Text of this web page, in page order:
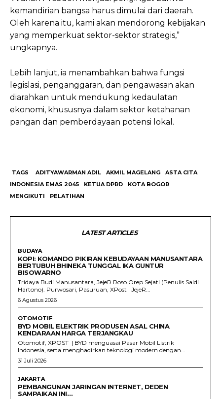
kemandirian bangsa harus dimulai dari daerah.
Oleh karena itu, kami akan mendorong kebijakan
yang memperkuat sektor-sektor strategis,”
ungkapnya.
Lebih lanjut, ia menambahkan bahwa fungsi
legislasi, penganggaran, dan pengawasan akan
diarahkan untuk mendukung kedaulatan
ekonomi, khususnya dalam sektor ketahanan
pangan dan pemberdayaan potensi lokal.
TAGS ADITYAWARMAN ADIL AKMIL MAGELANG
ASTA CITA
INDONESIA EMAS 2045
KETUA DPRD
KOTA BOGOR
MENGIKUTI
PELATIHAN
LATEST ARTICLES
BUDAYA
KOPI: KOMANDO PIKIRAN KEBUDAYAAN MANUSANTARA
BERTUBUH BHINEKA TUNGGAL IKA GUNTUR
BISOWARNO
Tridaya Budi Manusantara, JejeR Roso Orep Sejati (Penulis Saidi
Hartono). Purwosari, Pasuruan, XPost | JejeR...
6 Agustus 2026
OTOMOTIF
BYD MOBIL ELEKTRIK PRODUSEN ASAL CHINA
KENDARAAN HARGA TERJANGKAU
Otomotif, XPOST | BYD menguasai Pasar Mobil Listrik
Indonesia, serta menghadirkan teknologi modern dengan...
31 Juli 2026
JAKARTA
PEMBANGUNAN JARINGAN INTERNET, DEDEN
SAMPAIKAN INI…